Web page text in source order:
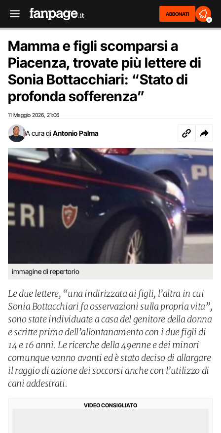
ABBONATI
2
Mamma e figli scomparsi a
Piacenza, trovate più lettere di
Sonia Bottacchiari: “Stato di
profonda sofferenza”
11 Maggio 2026 21:06
A cura di Antonio Palma
immagine di repertorio
Le due lettere, “una indirizzata ai figli, l’altra in cui
Sonia Bottacchiari fa osservazioni sulla propria vita”,
sono state individuate a casa del genitore della donna
e scritte prima dell’allontanamento con i due figli di
14 e 16 anni. Le ricerche della 49enne e dei minori
comunque vanno avanti ed è stato deciso di allargare
il raggio di azione dei soccorsi anche con l’utilizzo di
cani addestrati.
VIDEO CONSIGLIATO